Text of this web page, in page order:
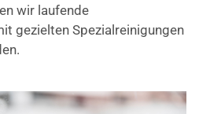
wir laufende
gezielten Spezialreinigungen